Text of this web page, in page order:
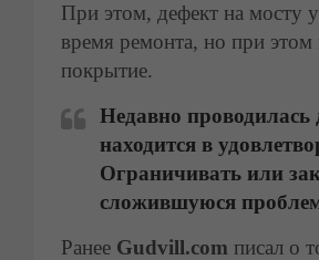
При этом, дефект на мосту
время ремонта, но при
покрытие.
Недавно проводилась
находится в
Ограничивать или
сложившуюся
Ранее Gudvill.com писал о